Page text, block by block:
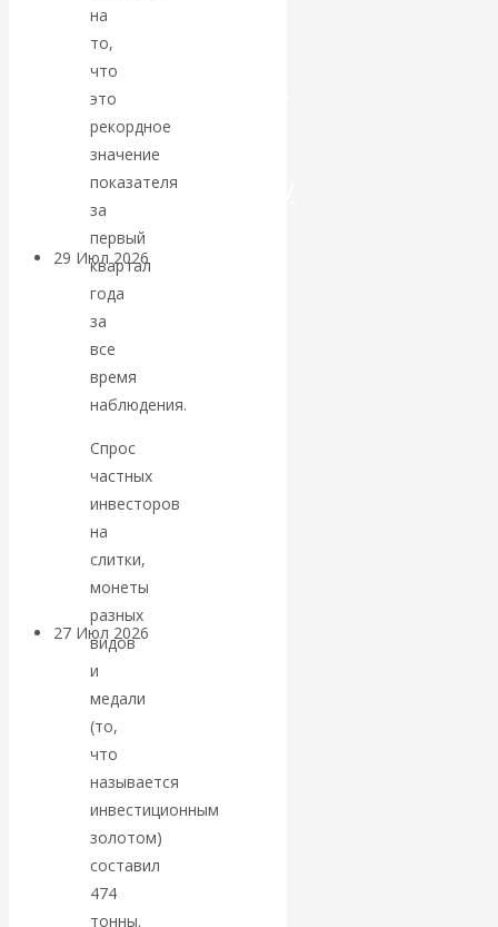
интеллект —
революционный
переход к
посткапитализму
29 Июл 2026
Валентин
Катасонов.
«Мировые
ростовщики»:
вчера и сегодня
27 Июл 2026
Валентин
КАтасонов.
«МЕТОД
ОТМЫВАНИЯ
на
то,
что
это
рекордное
значение
показателя
за
первый
квартал
года
за
все
время
наблюдения.
Спрос
частных
инвесторов
на
слитки,
монеты
разных
видов
и
медали
(то,
что
называется
инвестиционным
золотом)
составил
474
тонны.